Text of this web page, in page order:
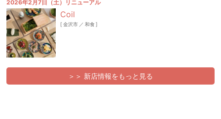
2026年2月7日（土）リニューアル
Coil
[金沢市 ／ 和食]
＞＞ 新店情報をもっと見る